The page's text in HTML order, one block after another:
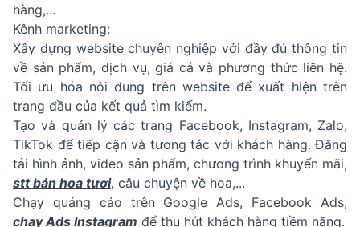
hàng,...
Kênh marketing:
Xây dựng website chuyên nghiệp với đầy đủ thông tin
về sản phẩm, dịch vụ, giá cả và phương thức liên hệ.
Tối ưu hóa nội dung trên website để xuất hiện trên
trang đầu của kết quả tìm kiếm.
Tạo và quản lý các trang Facebook, Instagram, Zalo,
TikTok để tiếp cận và tương tác với khách hàng. Đăng
tải hình ảnh, video sản phẩm, chương trình khuyến mãi,
stt bán hoa tươi, câu chuyện về hoa,...
Chạy quảng cáo trên Google Ads, Facebook Ads,
chạy Ads Instagram để thu hút khách hàng tiềm năng.